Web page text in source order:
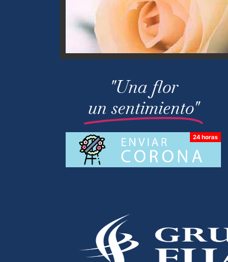
"Una flor
un sentimiento"